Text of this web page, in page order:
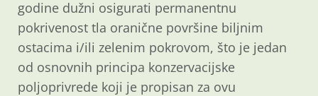
godine dužni osigurati permanentnu
pokrivenost tla oranične površine biljnim
ostacima i/ili zelenim pokrovom, što je jedan
od osnovnih principa konzervacijske
poljoprivrede koji je propisan za ovu